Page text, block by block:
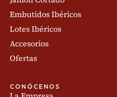
Embutidos Ibéricos
Lotes Ibéricos
Accesorios
Ofertas
CONÓCENOS